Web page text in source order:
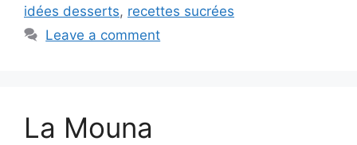
idées desserts, recettes sucrées
Leave a comment
La Mouna